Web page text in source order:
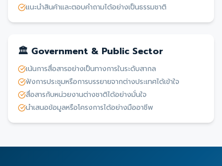
แนะนำสินค้าและตอบคำถามได้อย่างเป็นธรรมชาติ
🏛️ Government & Public Sector
เน้นการสื่อสารอย่างเป็นทางการในระดับสากล
ฟังการประชุมหรือการบรรยายจากต่างประเทศได้เข้าใจ
สื่อสารกับหน่วยงานต่างชาติได้อย่างมั่นใจ
นำเสนอข้อมูลหรือโครงการได้อย่างมืออาชีพ